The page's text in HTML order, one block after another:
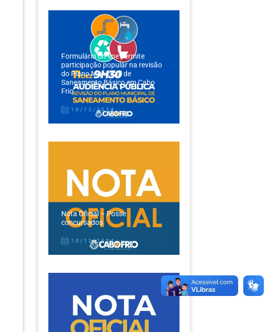
Formulário on-line permite
participação popular na revisão
do Plano Municipal de
Saneamento Básico em Cabo
Frio
10/12/2024
Nota Oficial – Posse
concursados
10/12/2024